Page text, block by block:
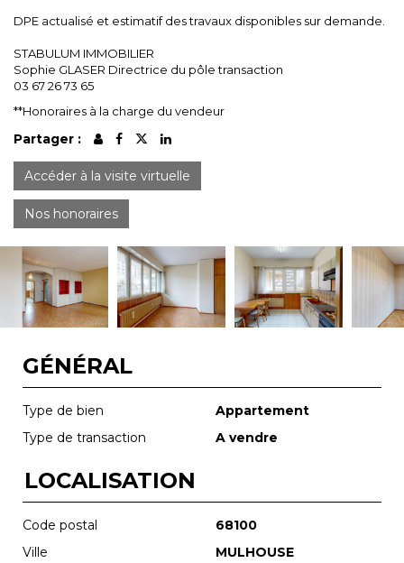
DPE actualisé et estimatif des travaux disponibles sur demande.
STABULUM IMMOBILIER
Sophie GLASER Directrice du pôle transaction
03 67 26 73 65
**Honoraires à la charge du vendeur
Partager :
Accéder à la visite virtuelle
Nos honoraires
GÉNÉRAL
Type de bien
Appartement
Type de transaction
A vendre
LOCALISATION
Code postal
68100
Ville
MULHOUSE